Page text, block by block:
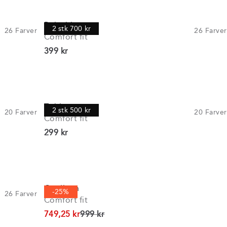
26 Farver 2 stk 700 kr
Poloshirt
Comfort fit
26 Farver
I alt (inkl. rabat)
399 kr
20 Farver 2 stk 500 kr
T-shirt
Comfort fit
20 Farver
I alt (inkl. rabat)
299 kr
26 Farver -25%
Cardigan
Comfort fit
749,25 krI alt (uden rabat)
999 kr